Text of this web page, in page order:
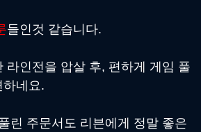
들인것 같습니다.
라인전을 압살 후, 편하게 게임 풀
하네요.
린 주문서도 리븐에게 정말 좋은